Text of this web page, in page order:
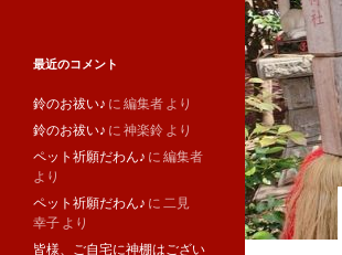
最近のコメント
鈴のお祓い♪ に 編集者 より
鈴のお祓い♪ に 神楽鈴 より
ペット祈願だわん♪ に 編集者
より
ペット祈願だわん♪ に 二見
幸子 より
皆様、ご自宅に神棚はござい